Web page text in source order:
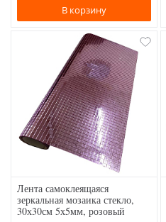
В корзину
Лента самоклеящаяся
зеркальная мозаика стекло,
30х30см 5х5мм, розовый